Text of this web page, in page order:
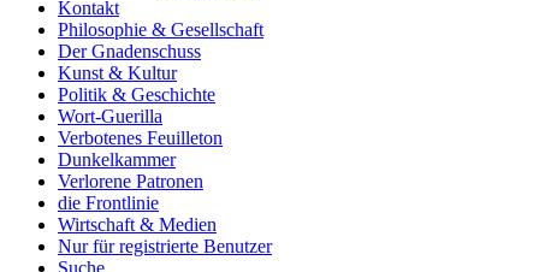
Kontakt
Philosophie & Gesellschaft
Der Gnadenschuss
Kunst & Kultur
Politik & Geschichte
Wort-Guerilla
Verbotenes Feuilleton
Dunkelkammer
Verlorene Patronen
die Frontlinie
Wirtschaft & Medien
Nur für registrierte Benutzer
Suche